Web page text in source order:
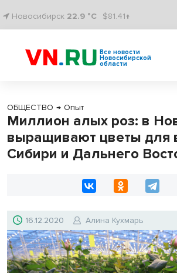
Новосибирск 22.9 °C $81.41↑
Все новости
Новосибирской
области
ОБЩЕСТВО → Опыт
Миллион алых роз: в
выращивают цветы для
Сибири и Дальнего
16.12.2020 Алина Кухмарь